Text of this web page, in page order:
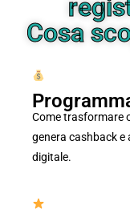
Cosa
Come trasformare
genera cashback
digitale.